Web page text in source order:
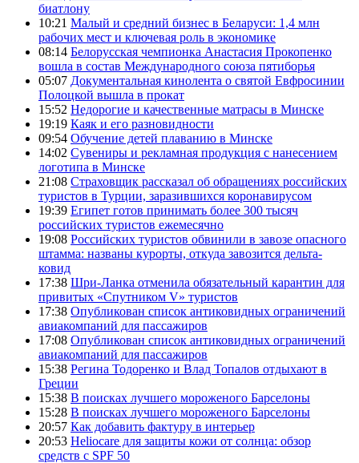
биатлону
10:21 Малый и средний бизнес в Беларуси: 1,4 млн
рабочих мест и ключевая роль в экономике
08:14 Белорусская чемпионка Анастасия Прокопенко
вошла в состав Международного союза пятиборья
05:07 Документальная кинолента о святой Евфросинии
Полоцкой вышла в прокат
15:52 Недорогие и качественные матрасы в Минске
19:19 Каяк и его разновидности
09:54 Обучение детей плаванию в Минске
14:02 Сувениры и рекламная продукция с нанесением
логотипа в Минске
21:08 Страховщик рассказал об обращениях российских
туристов в Турции, заразившихся коронавирусом
19:39 Египет готов принимать более 300 тысяч
российских туристов ежемесячно
19:08 Российских туристов обвинили в завозе опасного
штамма: названы курорты, откуда завозится дельта-
ковид
17:38 Шри-Ланка отменила обязательный карантин для
привитых «Спутником V» туристов
17:38 Опубликован список антиковидных ограничений
авиакомпаний для пассажиров
17:08 Опубликован список антиковидных ограничений
авиакомпаний для пассажиров
15:38 Регина Тодоренко и Влад Топалов отдыхают в
Греции
15:38 В поисках лучшего мороженого Барселоны
15:28 В поисках лучшего мороженого Барселоны
20:57 Как добавить фактуру в интерьер
20:53 Heliocare для защиты кожи от солнца: обзор
средств с SPF 50